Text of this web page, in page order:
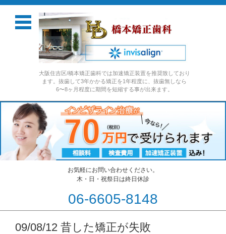
大阪住吉区/橋本矯正歯科では加速矯正装置を推奨致しており
ます。抜歯して3年かかる矯正を1年程度に、抜歯無しなら
6〜8ヶ月程度に期間を短縮する事が出来ます。
お気軽にお問い合わせください。
木・日・祝祭日は終日休診
06-6605-8148
コンテンツに移動
09/08/12 昔した矯正が失敗